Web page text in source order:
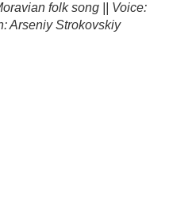
folk song || Voice:
Arseniy Strokovskiy